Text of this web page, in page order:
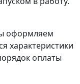
оформляем
характеристики
оплаты